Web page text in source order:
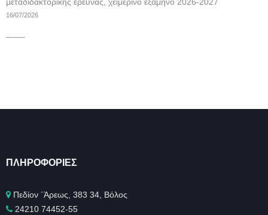
16/07/2026
ΠΛΗΡΟΦΟΡΊΕΣ
Πεδίον ΄Άρεως, 383 34, Βόλος
24210 74452-55